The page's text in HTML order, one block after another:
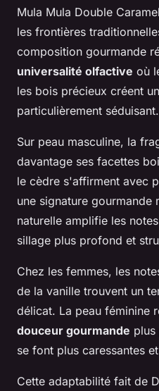
Mula Mula Double
les frontières
composition gourmande
universalité olfactive où
les bois précieux créent
particulièrement séduisant.
Sur peau masculine, la
davantage ses facettes
le cèdre s'affirment avec
une signature gourmande
naturelle amplifie les
sillage plus profond et
Chez les femmes, les
de la vanille trouvent un
délicat. La peau féminine
douceur gourmande plus
se font plus caressantes
Cette adaptabilité fait de